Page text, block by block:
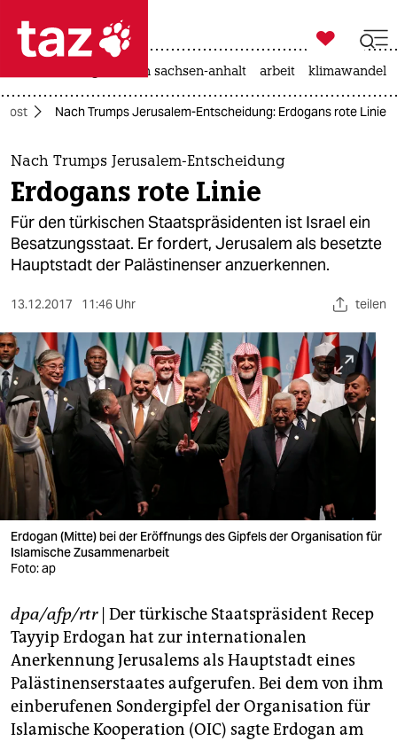
 taz zahl ich
taz zahl ich
themen
politik
öko
gesellschaft
sport
berlin
nord
wahrheit
verlag
verlag
shop
fragen & hilfe
unterstützen
abo

taz zahl ich
landtagswahl in sachsen-anhalt arbeit klimawandel
Nach Trumps Jerusalem-Entscheidung: Erdogans rote Linie
Nach Trumps Jerusalem-Entscheidung
Erdogans rote Linie
Für den türkischen Staatspräsidenten ist Israel ein
Besatzungsstaat. Er fordert, Jerusalem als besetzte
Hauptstadt der Palästinenser anzuerkennen.
13.12.2017 11:46 Uhr teilen
Erdogan (Mitte) bei der Eröffnungs des Gipfels der Organisation für
Islamische Zusammenarbeit
Foto: ap
dpa/afp/rtr| Der türkische Staatspräsident Recep
Tayyip Erdogan hat zur internationalen
Anerkennung Jerusalems als Hauptstadt eines
Palästinenserstaates aufgerufen. Bei dem von ihm
einberufenen Sondergipfel der Organisation für
Islamische Kooperation (OIC) sagte Erdogan am